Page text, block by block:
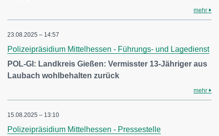
mehr
23.08.2025 – 14:57
Polizeipräsidium Mittelhessen - Führungs- und Lagedienst
POL-GI: Landkreis Gießen: Vermisster 13-Jähriger aus
Laubach wohlbehalten zurück
mehr
15.08.2025 – 13:10
Polizeipräsidium Mittelhessen - Pressestelle